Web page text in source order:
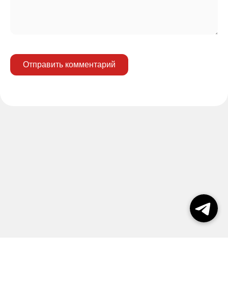
Отправить комментарий